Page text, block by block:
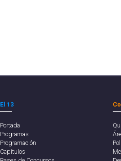
El 13
Portada
Programas
Programación
Capítulos